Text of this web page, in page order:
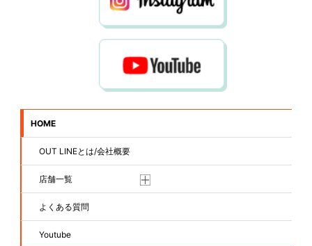
HOME
OUT LINEとは/会社概要
店舗一覧
よくある質問
Youtube